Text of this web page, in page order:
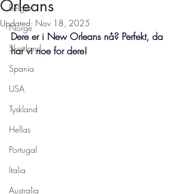
Belgia
Norge
Skottland
Spania
USA
Tyskland
Hellas
Portugal
Italia
Australia
Orleans
Updated: Nov 18, 2025
Dere er i New Orleans nå? Perfekt, da
har vi noe for dere!